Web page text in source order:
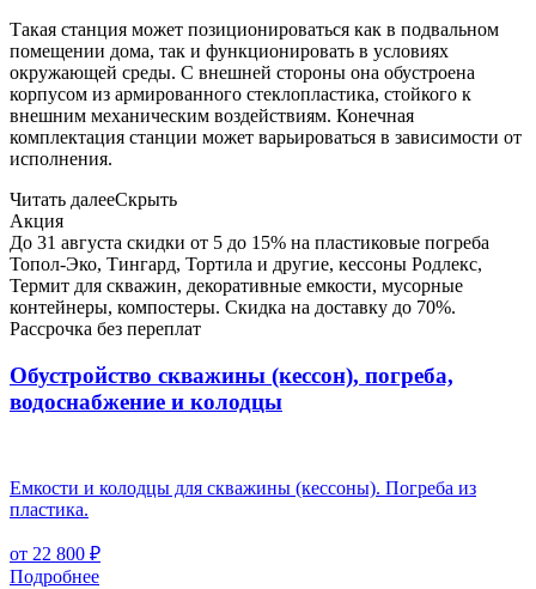
Такая станция может позиционироваться как в подвальном
помещении дома, так и функционировать в условиях
окружающей среды. С внешней стороны она обустроена
корпусом из армированного стеклопластика, стойкого к
внешним механическим воздействиям. Конечная
комплектация станции может варьироваться в зависимости от
исполнения.
Читать далееСкрыть
Акция
До 31 августа скидки от 5 до 15% на пластиковые погреба
Топол-Эко, Тингард, Тортила и другие, кессоны Родлекс,
Термит для скважин, декоративные емкости, мусорные
контейнеры, компостеры. Скидка на доставку до 70%.
Рассрочка без переплат
Обустройство скважины (кессон), погреба,
водоснабжение и колодцы
Емкости и колодцы для скважины (кессоны). Погреба из
пластика.
от 22 800 ₽
Подробнее